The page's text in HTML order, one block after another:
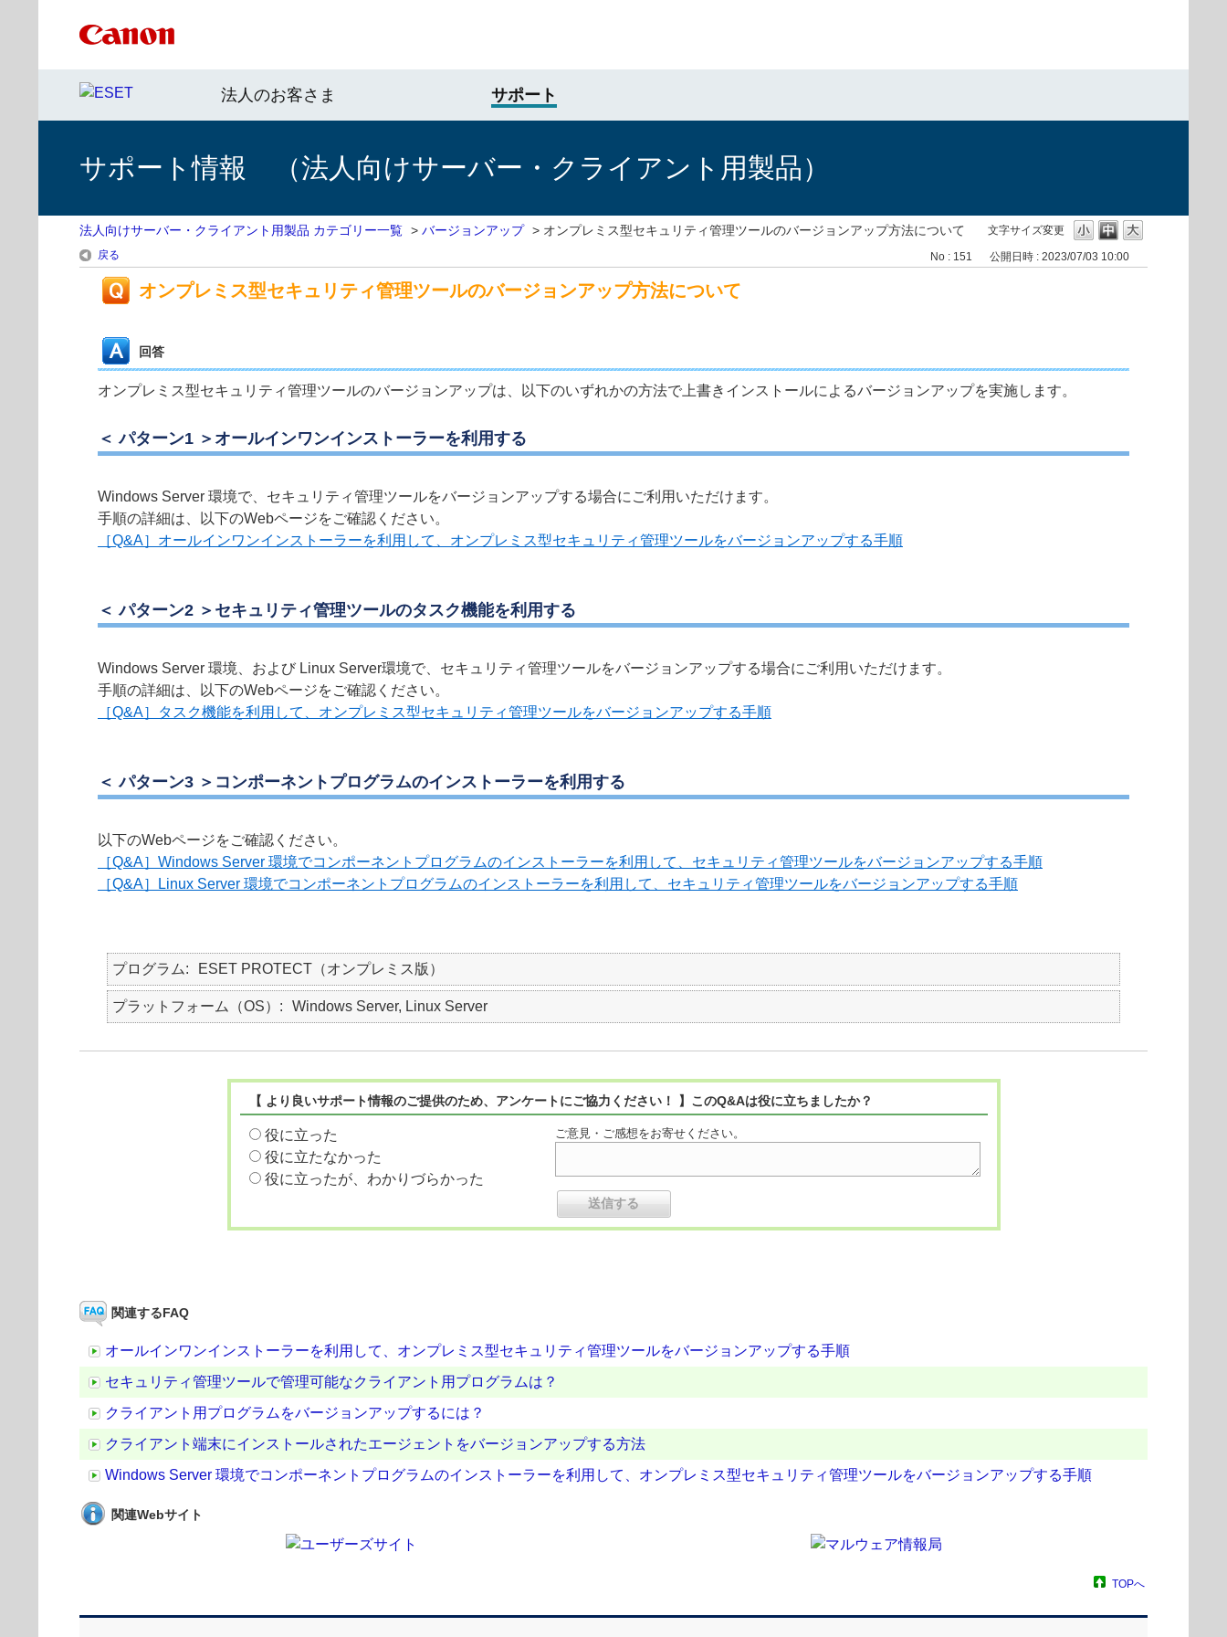
法人のお客さま サポート
サポート情報 （法人向けサーバー・クライアント用製品）
文字サイズ変更
法人向けサーバー・クライアント用製品 カテゴリー一覧 > バージョンアップ > オンプレミス型セキュリティ管理ツールのバージョンアップ方法について
戻る No : 151 公開日時 : 2023/07/03 10:00
オンプレミス型セキュリティ管理ツールのバージョンアップ方法について
回答
オンプレミス型セキュリティ管理ツールのバージョンアップは、以下のいずれかの方法で上書きインストールによるバージョンアップを実施します。
＜ パターン1 ＞オールインワンインストーラーを利用する
Windows Server 環境で、セキュリティ管理ツールをバージョンアップする場合にご利用いただけます。
手順の詳細は、以下のWebページをご確認ください。
［Q&A］オールインワンインストーラーを利用して、オンプレミス型セキュリティ管理ツールをバージョンアップする手順
＜ パターン2 ＞セキュリティ管理ツールのタスク機能を利用する
Windows Server 環境、および Linux Server環境で、セキュリティ管理ツールをバージョンアップする場合にご利用いただけます。
手順の詳細は、以下のWebページをご確認ください。
［Q&A］タスク機能を利用して、オンプレミス型セキュリティ管理ツールをバージョンアップする手順
＜ パターン3 ＞コンポーネントプログラムのインストーラーを利用する
以下のWebページをご確認ください。
［Q&A］Windows Server 環境でコンポーネントプログラムのインストーラーを利用して、セキュリティ管理ツールをバージョンアップする手順
［Q&A］Linux Server 環境でコンポーネントプログラムのインストーラーを利用して、セキュリティ管理ツールをバージョンアップする手順
プログラム ESET PROTECT（オンプレミス版）
プラットフォーム（OS） Windows Server, Linux Server
【 より良いサポート情報のご提供のため、アンケートにご協力ください！ 】このQ&Aは役に立ちましたか？
役に立った
役に立たなかった
役に立ったが、わかりづらかった
ご意見・ご感想をお寄せください。
関連するFAQ
オールインワンインストーラーを利用して、オンプレミス型セキュリティ管理ツールをバージョンアップする手順
セキュリティ管理ツールで管理可能なクライアント用プログラムは？
クライアント用プログラムをバージョンアップするには？
クライアント端末にインストールされたエージェントをバージョンアップする方法
Windows Server 環境でコンポーネントプログラムのインストーラーを利用して、オンプレミス型セキュリティ管理ツールをバージョンアップする手順
関連Webサイト
TOPへ